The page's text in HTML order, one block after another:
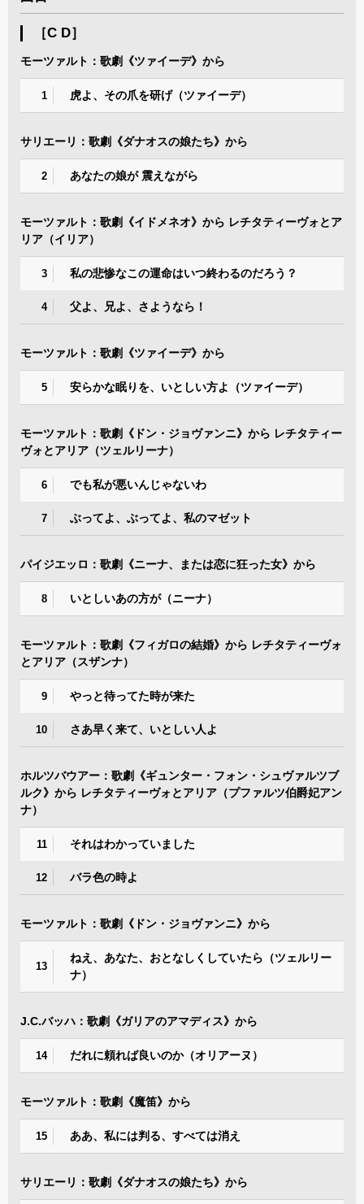
［C D］
モーツァルト：歌劇《ツァイーデ》から
1 虎よ、その爪を研げ（ツァイーデ）
サリエーリ：歌劇《ダナオスの娘たち》から
2 あなたの娘が 震えながら
モーツァルト：歌劇《イドメネオ》から レチタティーヴォとア
リア（イリア）
3 私の悲惨なこの運命はいつ終わるのだろう？
4 父よ、兄よ、さようなら！
モーツァルト：歌劇《ツァイーデ》から
5 安らかな眠りを、いとしい方よ（ツァイーデ）
モーツァルト：歌劇《ドン・ジョヴァンニ》から レチタティー
ヴォとアリア（ツェルリーナ）
6 でも私が悪いんじゃないわ
7 ぶってよ、ぶってよ、私のマゼット
パイジエッロ：歌劇《ニーナ、または恋に狂った女》から
8 いとしいあの方が（ニーナ）
モーツァルト：歌劇《フィガロの結婚》から レチタティーヴォ
とアリア（スザンナ）
9 やっと待ってた時が来た
10 さあ早く来て、いとしい人よ
ホルツバウアー：歌劇《ギュンター・フォン・シュヴァルツブ
ルク》から レチタティーヴォとアリア（プファルツ伯爵妃アン
ナ）
11 それはわかっていました
12 バラ色の時よ
モーツァルト：歌劇《ドン・ジョヴァンニ》から
13
ねえ、あなた、おとなしくしていたら（ツェルリー
ナ）
J.C.バッハ：歌劇《ガリアのアマディス》から
14 だれに頼れば良いのか（オリアーヌ）
モーツァルト：歌劇《魔笛》から
15 ああ、私には判る、すべては消え
サリエーリ：歌劇《ダナオスの娘たち》から